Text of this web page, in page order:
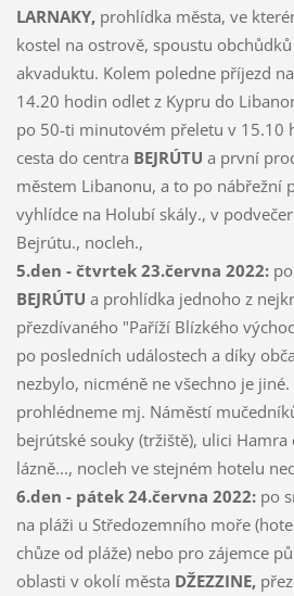
LARNAKY,prohlídka města, ve
kostel na ostrově, spoustu
akvaduktu. Kolem poledne příjezd
14.20 hodin odlet z Kypru do
po 50-ti minutovém přeletu v 15.10
cesta do centra BEJRÚTU a první
městem Libanonu, a to po nábřežní
vyhlídce na Holubí skály., v
Bejrútu., nocleh.,
5.den - čtvrtek 23.června 2022:po
BEJRÚTU a prohlídka jednoho z
přezdívaného "Paříží Blízkého
po posledních událostech a díky
nezbylo, nicméně ne všechno je
prohlédneme mj. Náměstí
bejrútské souky (tržiště), ulici
lázně..., nocleh ve stejném hotelu
6.den - pátek 24.června 2022:po
na pláži u Středozemního moře
chůze od pláže) nebo pro zájemce
oblasti v okolí města DŽEZZINE,